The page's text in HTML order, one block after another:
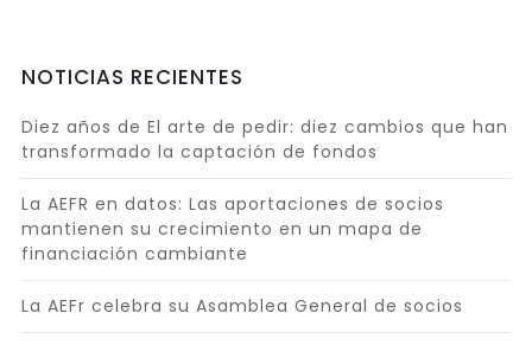
NOTICIAS RECIENTES
Diez años de El arte de pedir: diez cambios que han
transformado la captación de fondos
La AEFR en datos: Las aportaciones de socios
mantienen su crecimiento en un mapa de
financiación cambiante
La AEFr celebra su Asamblea General de socios